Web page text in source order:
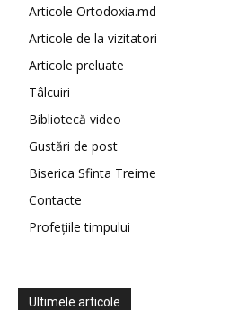
Articole Ortodoxia.md
Articole de la vizitatori
Articole preluate
Tâlcuiri
Bibliotecă video
Gustări de post
Biserica Sfinta Treime
Contacte
Profețiile timpului
Ultimele articole